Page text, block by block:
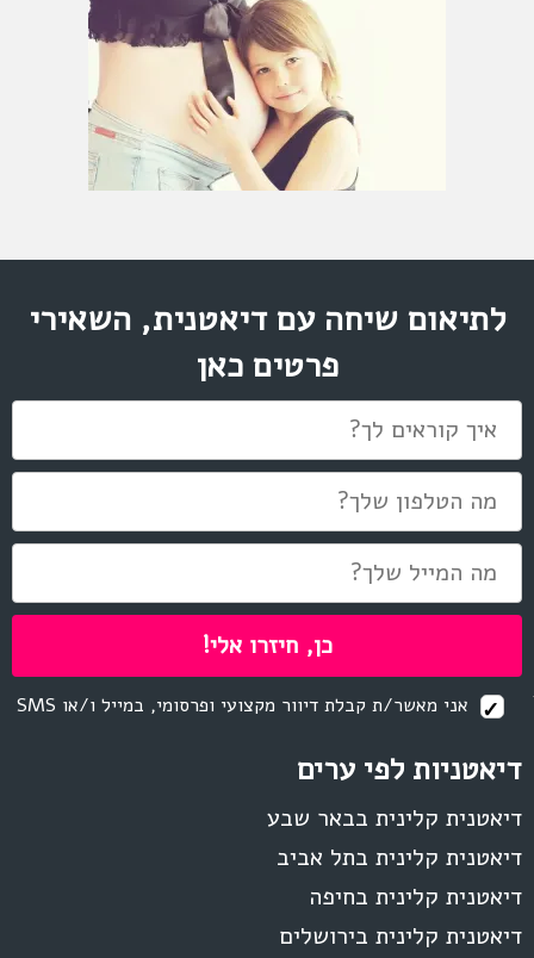
דיאטניות לפי ערים
דיאטנית קלינית בבאר שבע
דיאטנית קלינית בתל אביב
דיאטנית קלינית בחיפה
דיאטנית קלינית בירושלים
לתיאום שיחה עם דיאטנית, השאירי
פרטים כאן
אני מאשר/ת קבלת דיוור מקצועי ופרסומי, במייל ו/או SMS